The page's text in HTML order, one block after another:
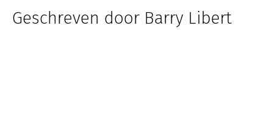
Geschreven door Barry Libert